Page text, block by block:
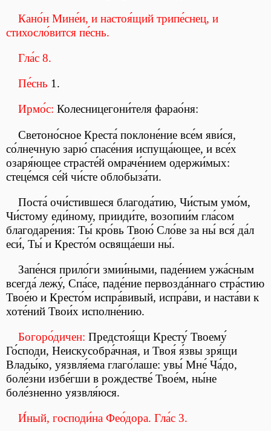
Кано́н Мине́и, и настоя́щий трипе́снец, и
стихосло́вится пе́снь.
Гла́с 8.
Пе́снь 1.
Ирмо́с: Колесницегони́теля фарао́ня:
Светоно́сное Креста́ поклоне́ние все́м яви́ся,
со́лнечную зарю́ спасе́ния испуща́ющее, и все́х
озаря́ющее страсте́й омраче́нием одержи́мых:
стеце́мся се́й чи́сте облобыза́ти.
Поста́ очи́стившеся благода́тию, Чи́стым умо́м,
Чи́стому еди́ному, прииди́те, возопии́м гла́сом
благодаре́ния: Ты́ кро́вь Твою́ Сло́ве за ны́ вся́ да́л
еси́, Ты́ и Кресто́м освяща́еши ны́.
Запе́нся прило́ги змии́ными, паде́нием ужа́сным
всегда́ лежу́, Спа́се, паде́ние первозда́ннаго стра́стию
Твое́ю и Кресто́м испра́вивый, испра́ви, и наста́ви к
хоте́ний Твои́х исполне́нию.
Богоро́дичен: Предстоя́щи Кресту́ Твоему́
Го́споди, Неискусобра́чная, и Твоя́ я́звы зря́щи
Влады́ко, уязвля́ема глаго́лаше: увы́ Мне́ Ча́до,
боле́зни избе́гши в рождестве́ Твое́м, ны́не
боле́зненно уязвля́юся.
И́ный, господи́на Фео́дора. Гла́с 3.